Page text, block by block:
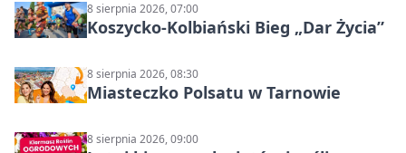
8 sierpnia 2026, 07:00
Koszycko-Kolbiański Bieg „Dar Życia”
8 sierpnia 2026, 08:30
Miasteczko Polsatu w Tarnowie
8 sierpnia 2026, 09:00